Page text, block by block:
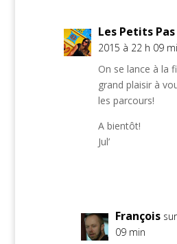
Les Petits Pas
2015 à 22 h 09
On se lance à la
grand plaisir à
les parcours!
A bientôt!
Jul’
François
09 min